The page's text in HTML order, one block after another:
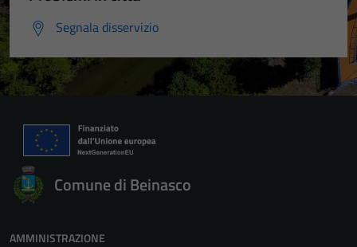
Segnala disservizio
Comune di Beinasco
AMMINISTRAZIONE